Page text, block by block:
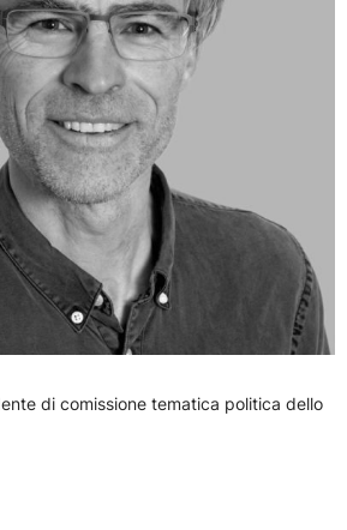
di comissione tematica politica dello